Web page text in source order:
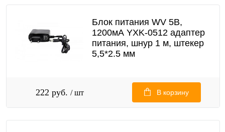
Блок питания WV 5В,
1200мА YXK-0512 адаптер
питания, шнур 1 м, штекер
5,5*2.5 мм
222 руб. / шт В корзину